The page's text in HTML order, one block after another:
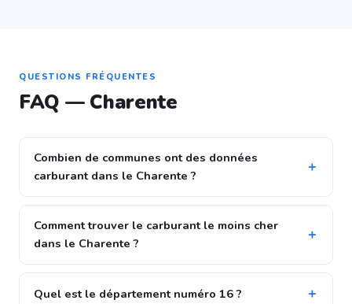
QUESTIONS FRÉQUENTES
FAQ — Charente
Combien de communes ont des données
carburant dans le Charente ?
Comment trouver le carburant le moins cher
dans le Charente ?
Quel est le département numéro 16 ?